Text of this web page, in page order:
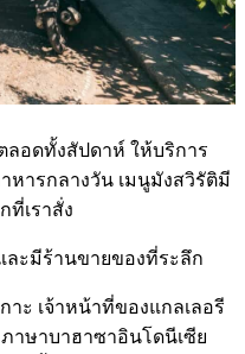
ลอดทั้งสัปดาห์ ให้บริการ
หารกลางวัน เมนูมังสวิรัติมี
ที่เราสั่ง
ละมีร้านขายของที่ระลึก
ะ เจ้าหน้าที่ของแกลเลอรี
าษาบาฮาซาอินโดนีเซีย